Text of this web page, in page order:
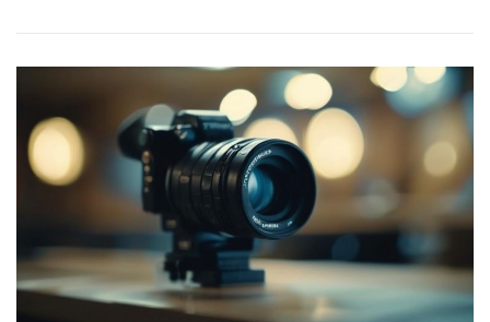
СВОЙСТВА МЕТАЛЛОВ СОРТА МЕТАЛЛОВ